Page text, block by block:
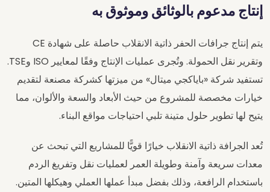
إنتاج مدعوم بالوثائق وموثوق به
يتم إنتاج جرافات الحفر ذاتية الانقلاب حاصلة على شهادة CE
وتقرير نقل الحمولة. وتُجرى عمليات الإنتاج وفقًا لمعايير ISO وTSE.
تستفيد شركة «باياكجي ميتال» من ميزتها كشركة مصنعة لتقديم
خيارات مخصصة للمشروع من حيث الأبعاد والسعة والألوان، مما
يتيح لها تطوير حلول متينة تلبي احتياجات مواقع البناء.
تُعد الجرافة ذاتية الانقلاب خيارًا قويًّا للمشاريع التي تبحث عن
معدات سريعة وآمنة وطويلة العمر لعمليات نقل وتفريغ الردم
باستخدام الرافعة، وذلك بفضل مبدأ عملها العملي وهيكلها المتين.